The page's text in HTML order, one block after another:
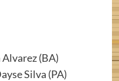
(BA)
Silva (PA)